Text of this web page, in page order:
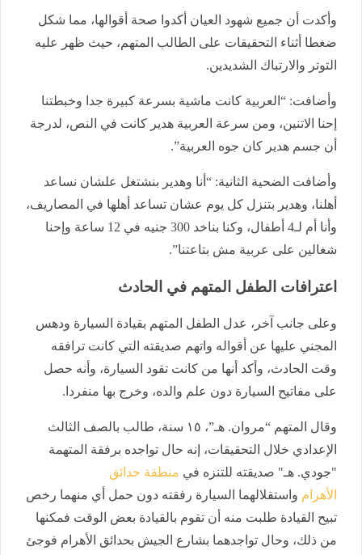
وأكدت أن جميع شهود العيان أكدوا صحة أقوالها، مما شكل
ضغطا أثناء التحقيقات على الطالب المتهم، حيث ظهر عليه
التوتر والارتباك الشديدين.
وأضافت: “العربية كانت ماشية بسرعة كبيرة جدا وخبطتنا
إحنا الاتنين، ومن سرعة العربية هدير كانت في النص، لدرجة
أن جسم هدير كان جوه العربية”.
وأضافت الضحية الثانية: “أنا وهدير بنشتغل علشان نساعد
أهلنا، وهدير بتنزل كل يوم عشان تساعد أهلها في المصاريف،
وأنا أم لـ4 أطفال، وكنا بناخد 300 جنيه في 12 ساعة وإحنا
شغالين على عربية مش بتاعتنا”.
اعترافات الطفل المتهم في الحادث
وعلى جانب آخر، عدل الطفل المتهم بقيادة السيارة ودهس
المجني عليها عن أقواله واتهم صديقته التي كانت ترافقه
وقت الحادث، وأكد أنها من كانت تقود السيارة، وأنه حصل
على مفاتيح السيارة دون علم والده، وخرج بها منفردا.
وقال المتهم “مروان. هـ”، ١٥ سنة، طالب بالصف الثالث
الإعدادي خلال التحقيقات، إنه حال تواجده برفقة المتهمة
"جودي. هـ" صديقته للتنزه في منطقة حدائق
الأهرام واستقلالهما السيارة رفقته دون حمل أي منهما رخص
تبيح القيادة طلبت منه أن تقوم بالقيادة بعض الوقت فمكنها
من ذلك، وحال تواجدهما بشارع الجيش بحدائق الأهرام فوجئ